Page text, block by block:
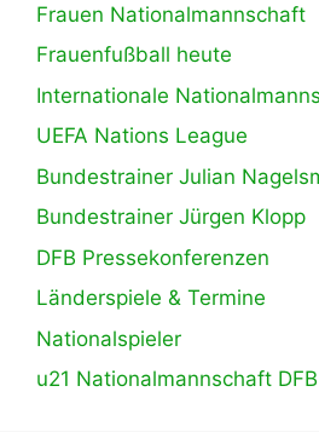
Frauen Nationalmannschaft
Frauenfußball heute
Internationale
UEFA Nations League
Bundestrainer Julian
Bundestrainer Jürgen Klopp
DFB Pressekonferenzen
Länderspiele & Termine
Nationalspieler
u21 Nationalmannschaft DFB